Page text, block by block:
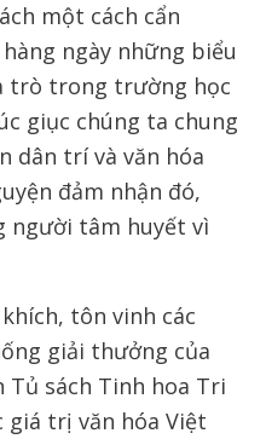
một cách cẩn
ngày những biểu
trò trong trường học
giục chúng ta chung
dân trí và văn hóa
đảm nhận đó,
người tâm huyết vì
tôn vinh các
giải thưởng của
sách Tinh hoa Tri
giá trị văn hóa Việt